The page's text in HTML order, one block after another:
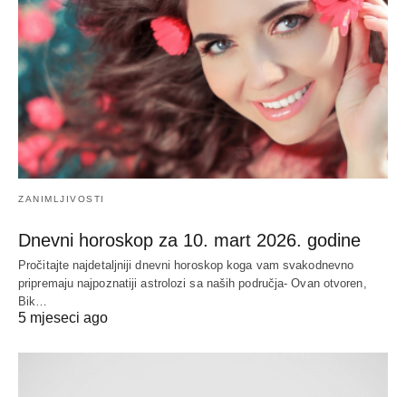
ZANIMLJIVOSTI
Dnevni horoskop za 10. mart 2026. godine
Pročitajte najdetaljniji dnevni horoskop koga vam svakodnevno
pripremaju najpoznatiji astrolozi sa naših područja- Ovan otvoren,
Bik…
5 mjeseci ago